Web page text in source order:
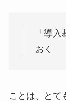
「導
おく
ことは、とて